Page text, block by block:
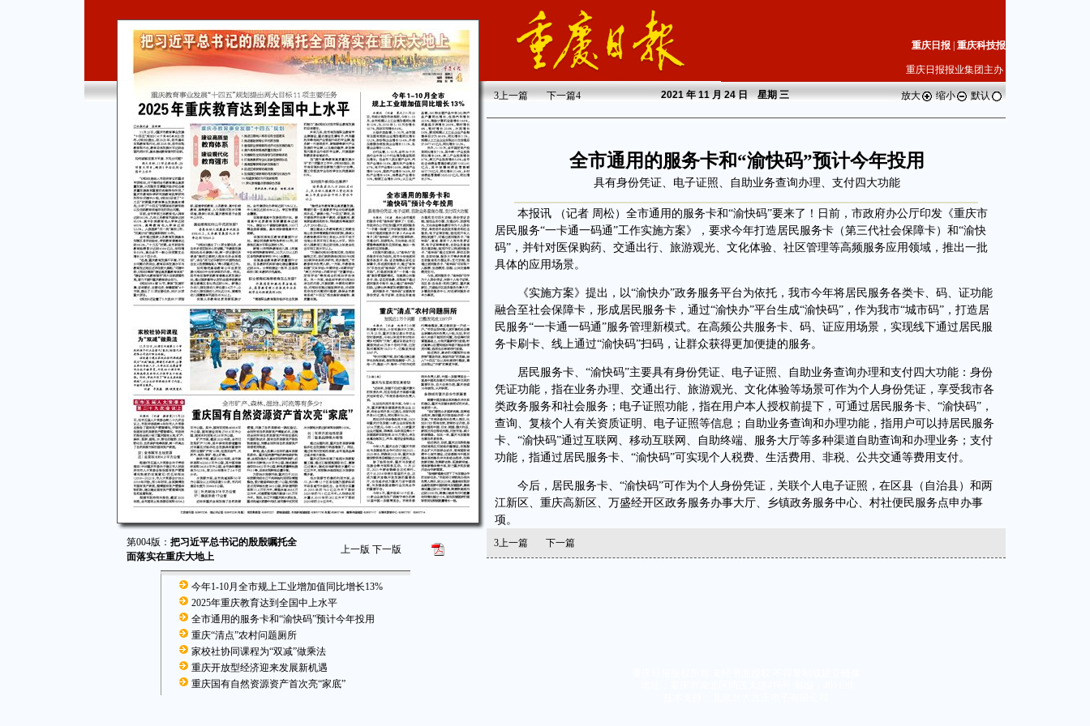
第004版： 把习近平总书记的殷殷嘱托全
面落实在重庆大地上
上一版 下一版
‌今年1-10月全市规上工业增加值同比增长13%
2025年重庆教育达到全国中上水平
全市通用的服务卡和“渝快码”预计今年投用
重庆“清点”农村问题厕所
家校社协同课程为“双减”做乘法
重庆开放型经济迎来发展新机遇
重庆国有自然资源资产首次亮“家底”
重庆日报 重庆科技报
重庆日报报业集团主办
3上一篇 下一篇4 2021年 11 月 24 日 星期三 放大 缩小 默认
全市通用的服务卡和“渝快码”预计今年投用
具有身份凭证、电子证照、自助业务查询办理、支付四大功能
本报讯 （记者 周松）全市通用的服务卡和“渝快码”要来了！日前，市政府办公厅印发《重庆市
居民服务“一卡通一码通”工作实施方案》，要求今年打造居民服务卡（第三代社会保障卡）和“渝快
码”，并针对医保购药、交通出行、旅游观光、文化体验、社区管理等高频服务应用领域，推出一批
具体的应用场景。
《实施方案》提出，以“渝快办”政务服务平台为依托，我市今年将居民服务各类卡、码、证功能
融合至社会保障卡，形成居民服务卡，通过“渝快办”平台生成“渝快码”，作为我市“城市码”，打造居
民服务“一卡通一码通”服务管理新模式。在高频公共服务卡、码、证应用场景，实现线下通过居民服
务卡刷卡、线上通过“渝快码”扫码，让群众获得更加便捷的服务。
居民服务卡、“渝快码”主要具有身份凭证、电子证照、自助业务查询办理和支付四大功能：身份
凭证功能，指在业务办理、交通出行、旅游观光、文化体验等场景可作为个人身份凭证，享受我市各
类政务服务和社会服务；电子证照功能，指在用户本人授权前提下，可通过居民服务卡、“渝快码”，
查询、复核个人有关资质证明、电子证照等信息；自助业务查询和办理功能，指用户可以持居民服务
卡、“渝快码”通过互联网、移动互联网、自助终端、服务大厅等多种渠道自助查询和办理业务；支付
功能，指通过居民服务卡、“渝快码”可实现个人税费、生活费用、非税、公共交通等费用支付。
今后，居民服务卡、“渝快码”可作为个人身份凭证，关联个人电子证照，在区县（自治县）和两
江新区、重庆高新区、万盛经开区政务服务办事大厅、乡镇政务服务中心、村社便民服务点申办事
项。
3上一篇 下一篇